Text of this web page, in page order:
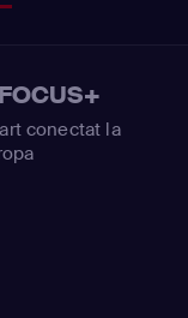
conectat la